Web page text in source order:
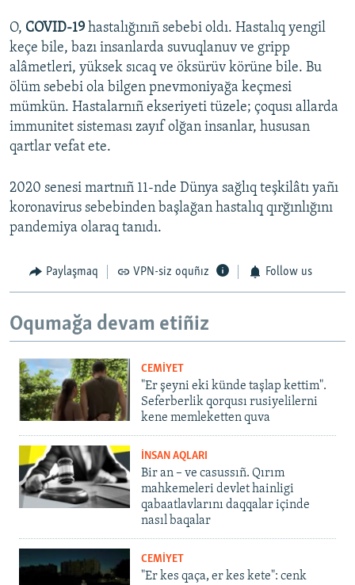
O, COVID-19 hastalığınıñ sebebi oldı. Hastalıq yengil
keçe bile, bazı insanlarda suvuqlanuv ve gripp
alâmetleri, yüksek sıcaq ve öksürüv körüne bile. Bu
ölüm sebebi ola bilgen pnevmoniyağa keçmesi
mümkün. Hastalarnıñ ekseriyeti tüzele; çoqusı allarda
immunitet sisteması zayıf olğan insanlar, hususan
qartlar vefat ete.
2020 senesi martnıñ 11-nde Dünya sağlıq teşkilâtı yañı
koronavirus sebebinden başlağan hastalıq qırğınlığını
pandemiya olaraq tanıdı.
Paylaşmaq VPN-siz oquñız Follow us
Oqumağa devam etiñiz
CEMİYET
"Er şeyni eki künde taşlap kettim".
Seferberlik qorqusı rusiyelilerni
kene memleketten quva
İNSAN AQLARI
Bir an – ve casussıñ. Qırım
mahkemeleri devlet hainligi
qabaatlavlarını daqqalar içinde
nasıl baqalar
CEMİYET
"Er kes qaça, er kes kete": cenk